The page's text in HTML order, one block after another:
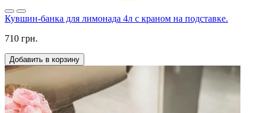
Кувшин-банка для лимонада 4л с краном на подставке.
710 грн.
Добавить в корзину